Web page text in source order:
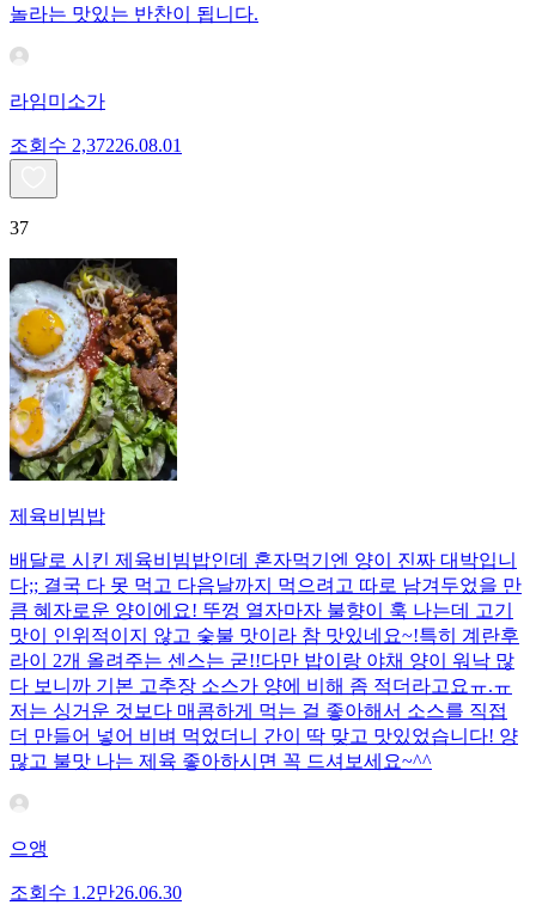
놀라는 맛있는 반찬이 됩니다.
라임미소가
조회수 2,37226.08.01
37
제육비빔밥
배달로 시킨 제육비빔밥인데 혼자먹기엔 양이 진짜 대박입니
다;; 결국 다 못 먹고 다음날까지 먹으려고 따로 남겨두었을 만
큼 혜자로운 양이에요! 뚜껑 열자마자 불향이 훅 나는데 고기
맛이 인위적이지 않고 숯불 맛이라 참 맛있네요~!특히 계란후
라이 2개 올려주는 센스는 굳!! ​다만 밥이랑 야채 양이 워낙 많
다 보니까 기본 고추장 소스가 양에 비해 좀 적더라고요ㅠ.ㅠ
저는 싱거운 것보다 매콤하게 먹는 걸 좋아해서 소스를 직접
더 만들어 넣어 비벼 먹었더니 간이 딱 맞고 맛있었습니다! 양
많고 불맛 나는 제육 좋아하시면 꼭 드셔보세요~^^
으앵
조회수 1.2만26.06.30